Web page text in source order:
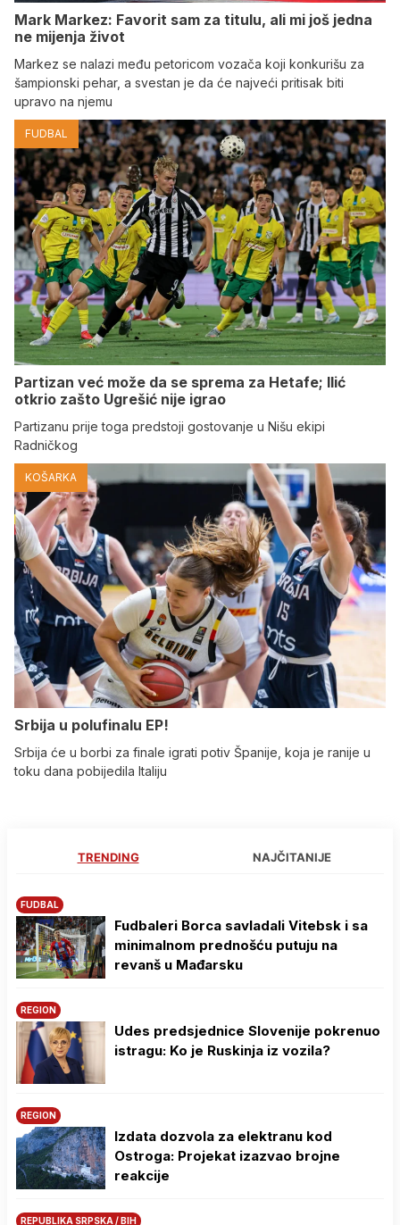
Mark Markez: Favorit sam za titulu, ali mi još jedna
ne mijenja život
Markez se nalazi među petoricom vozača koji konkurišu za
šampionski pehar, a svestan je da će najveći pritisak biti
upravo na njemu
FUDBAL
Partizan već može da se sprema za Hetafe; Ilić
otkrio zašto Ugrešić nije igrao
Partizanu prije toga predstoji gostovanje u Nišu ekipi
Radničkog
KOŠARKA
Srbija u polufinalu EP!
Srbija će u borbi za finale igrati potiv Španije, koja je ranije u
toku dana pobijedila Italiju
TRENDING NAJČITANIJE
FUDBAL
Fudbaleri Borca savladali Vitebsk i sa
minimalnom prednošću putuju na
revanš u Mađarsku
REGION
Udes predsjednice Slovenije pokrenuo
istragu: Ko je Ruskinja iz vozila?
REGION
Izdata dozvola za elektranu kod
Ostroga: Projekat izazvao brojne
reakcije
REPUBLIKA SRPSKA / BIH